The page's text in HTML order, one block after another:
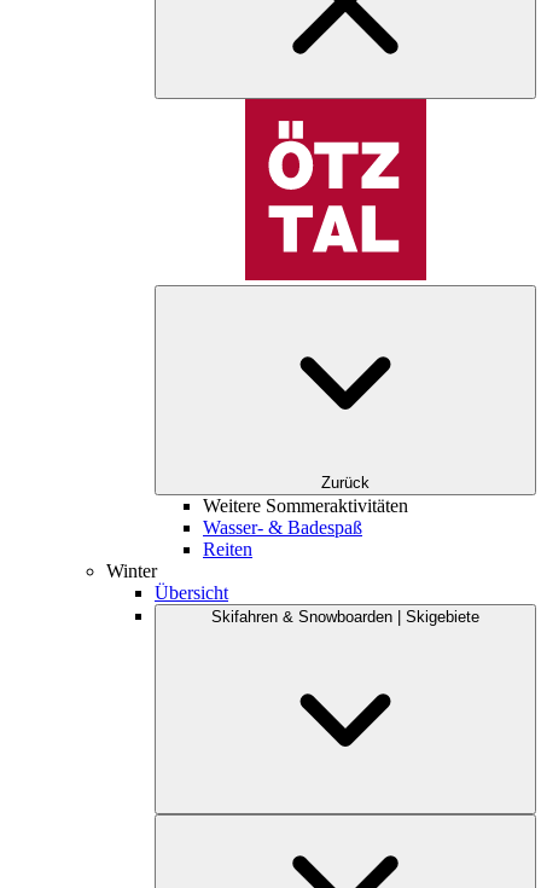
Zurück
Weitere Sommeraktivitäten
Wasser- & Badespaß
Reiten
Winter
Übersicht
Skifahren & Snowboarden | Skigebiete